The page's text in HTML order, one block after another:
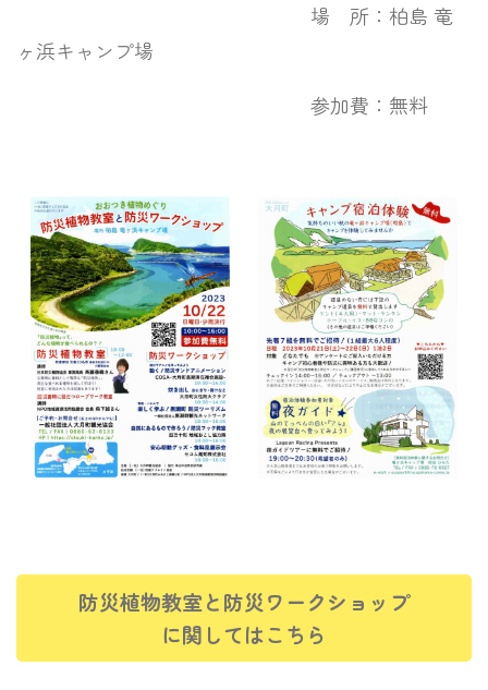
場 所：柏島 竜
ヶ浜キャンプ場
参加費：無料
防災植物教室と防災ワークショップ
に関してはこちら